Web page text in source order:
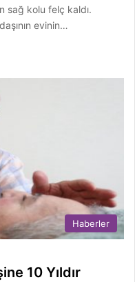
sağ kolu felç kaldı.
evinin…
Haberler
10 Yıldır